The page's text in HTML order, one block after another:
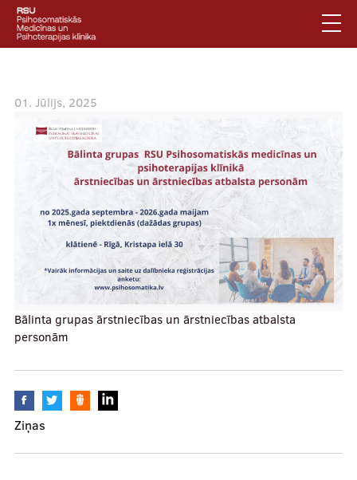
Pārlekt
galveno
saturu
Latviski
Mobile
augšējā
izvēlne
Jautājumi un atbildes
Piesakies jaunumiem
Mobile
galvenā
izvēlne
Par klīniku
Mūsu komanda
Bālinta grupas ārstniecības un ārstniecības atbalsta
personām
01. Jūlijs, 2025
Ziņas